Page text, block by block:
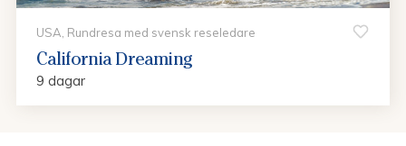
USA, Rundresa med svensk reseledare
California Dreaming
9 dagar